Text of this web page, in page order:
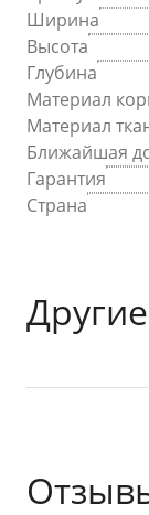
Ширина
Высота
Глубина
Материал
Материал
Ближайшая
Гарантия
Страна